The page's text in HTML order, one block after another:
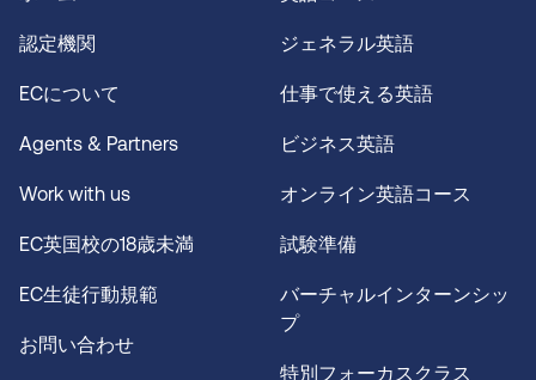
認定機関
ECについて
Agents & Partners
Work with us
EC英国校の18歳未満
EC生徒行動規範
お問い合わせ
ジェネラル英語
仕事で使える英語
ビジネス英語
オンライン英語コース
試験準備
バーチャルインターンシッ
プ
特別フォーカスクラス